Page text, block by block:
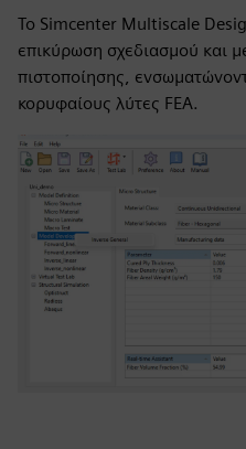
Το Simcenter Multiscale
επικύρωση σχεδιασμού και
πιστοποίησης,
κορυφαίους λύτες FEA.